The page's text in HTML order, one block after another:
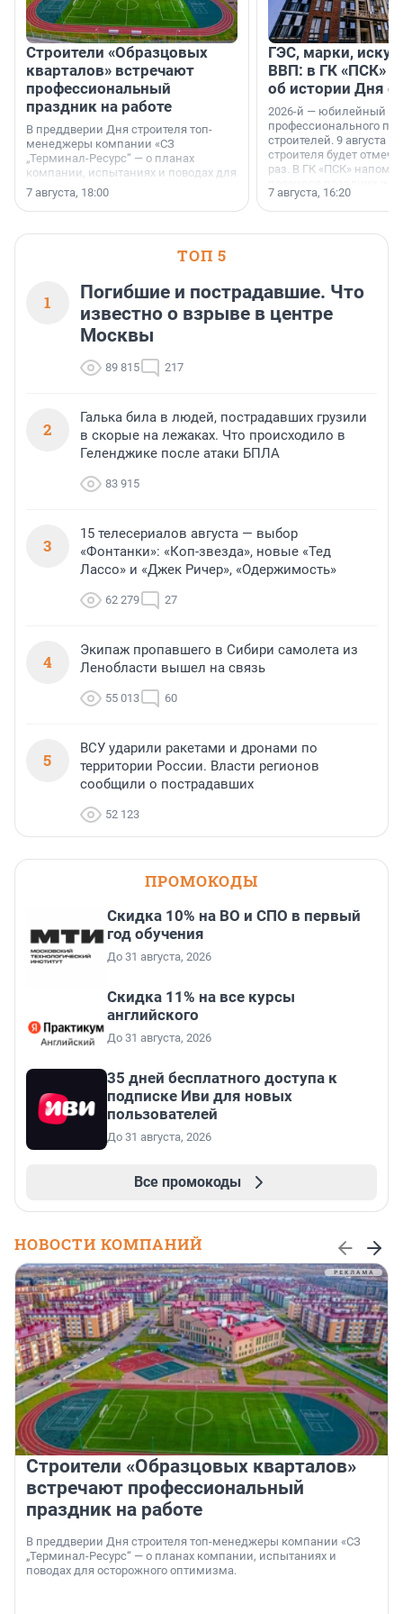
Строители «Образцовых
кварталов» встречают
профессиональный
праздник на работе
В преддверии Дня строителя топ-
менеджеры компании «СЗ
„Терминал-Ресурс“ — о планах
компании, испытаниях и поводах для
осторожного оптимизма.
7 августа, 18:00
ГЭС, марки,
ВВП: в ГК «ПСК»
об истории Дня
2026-й — юбилейный
профессионального
строителей. 9 августа
строителя будет
раз. В ГК «ПСК»
поменялась роль
7 августа, 16:20
ТОП 5
1
Погибшие и пострадавшие. Что
известно о взрыве в центре
Москвы
89 815 217
2
Галька била в людей, пострадавших грузили
в скорые на лежаках. Что происходило в
Геленджике после атаки БПЛА
83 915
3
15 телесериалов августа — выбор
«Фонтанки»: «Коп-звезда», новые «Тед
Лассо» и «Джек Ричер», «Одержимость»
62 279 27
4
Экипаж пропавшего в Сибири самолета из
Ленобласти вышел на связь
55 013 60
5
ВСУ ударили ракетами и дронами по
территории России. Власти регионов
сообщили о пострадавших
52 123
ПРОМОКОДЫ
Скидка 10% на ВО и СПО в первый
год обучения
До 31 августа, 2026
Скидка 11% на все курсы
английского
До 31 августа, 2026
35 дней бесплатного доступа к
подписке Иви для новых
пользователей
До 31 августа, 2026
Все промокоды
НОВОСТИ КОМПАНИЙ
Строители «Образцовых кварталов»
встречают профессиональный
праздник на работе
В преддверии Дня строителя топ-менеджеры компании «СЗ
„Терминал-Ресурс“ — о планах компании, испытаниях и
поводах для осторожного оптимизма.